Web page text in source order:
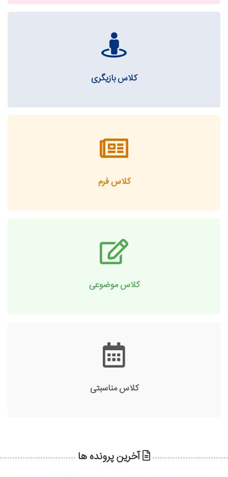
کلاس بازیگری
کلاس فرم
کلاس موضوعی
کلاس مناسبتی
آخرین پرونده ها